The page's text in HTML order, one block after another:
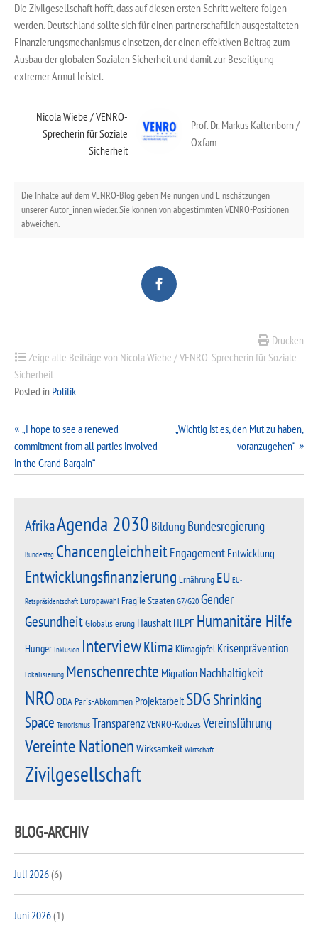
Die Zivilgesellschaft hofft, dass auf diesen ersten Schritt weitere folgen
werden. Deutschland sollte sich für einen partnerschaftlich ausgestalteten
Finanzierungsmechanismus einsetzen, der einen effektiven Beitrag zum
Ausbau der globalen Sozialen Sicherheit und damit zur Beseitigung
extremer Armut leistet.
Nicola Wiebe / VENRO-
Sprecherin für Soziale
Sicherheit
Prof. Dr. Markus Kaltenborn /
Oxfam
Die Inhalte auf dem VENRO-Blog geben Meinungen und Einschätzungen
unserer Autor_innen wieder. Sie können von abgestimmten VENRO-Positionen
abweichen.
Drucken
Zeige alle Beiträge von Nicola Wiebe / VENRO-Sprecherin für Soziale
Sicherheit
Posted in Politik
Beitragsnavigation
„I hope to see a renewed
commitment from all parties involved
in the Grand Bargain“
„Wichtig ist es, den Mut zu haben,
voranzugehen“
AfrikaAgenda 2030 Bildung Bundesregierung
Bundestag ChancengleichheitEngagement Entwicklung
Entwicklungsfinanzierung Ernährung EU EU-
Ratspräsidentschaft EuropawahlFragile StaatenG7/G20Gender
GesundheitGlobalisierung HaushaltHLPF Humanitäre Hilfe
Hunger Inklusion InterviewKlimaKlimagipfel Krisenprävention
Lokalisierung Menschenrechte Migration Nachhaltigkeit
NRO ODAParis-Abkommen ProjektarbeitSDGShrinking
Space TerrorismusTransparenzVENRO-KodizesVereinsführung
Vereinte Nationen Wirksamkeit Wirtschaft
Zivilgesellschaft
BLOG-ARCHIV
Juli 2026(6)
Juni 2026(1)